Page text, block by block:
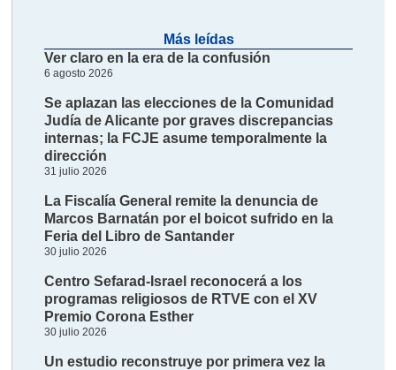
Más leídas
Ver claro en la era de la confusión
6 agosto 2026
Se aplazan las elecciones de la Comunidad
Judía de Alicante por graves discrepancias
internas; la FCJE asume temporalmente la
dirección
31 julio 2026
La Fiscalía General remite la denuncia de
Marcos Barnatán por el boicot sufrido en la
Feria del Libro de Santander
30 julio 2026
Centro Sefarad-Israel reconocerá a los
programas religiosos de RTVE con el XV
Premio Corona Esther
30 julio 2026
Un estudio reconstruye por primera vez la